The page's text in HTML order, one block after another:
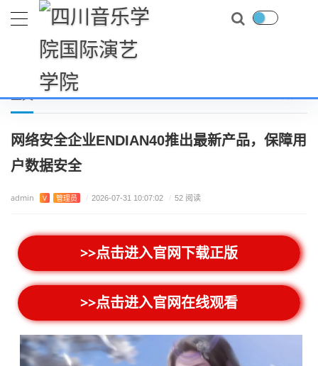
当前位置： 首页 游戏问答
正文
网络安全企业ENDIAN40推出最新产品，保障用
户数据安全
admin V 管理员 / 2026-07-31 10:07:02 / 52 阅读
>>点击进入官网下载正版
>>点击进入官网在线观看